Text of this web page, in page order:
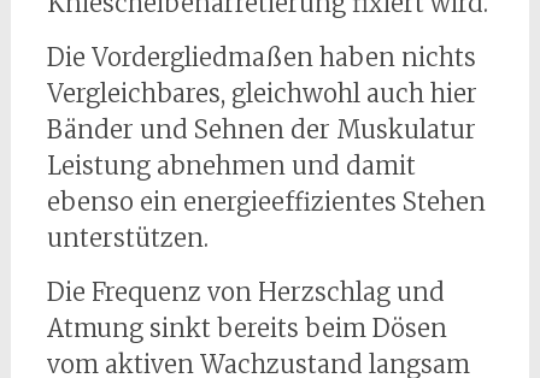
Die Vordergliedmaßen haben nichts
Vergleichbares, gleichwohl auch hier
Bänder und Sehnen der Muskulatur
Leistung abnehmen und damit
ebenso ein energieeffizientes Stehen
unterstützen.
Die Frequenz von Herzschlag und
Atmung sinkt bereits beim Dösen
vom aktiven Wachzustand langsam